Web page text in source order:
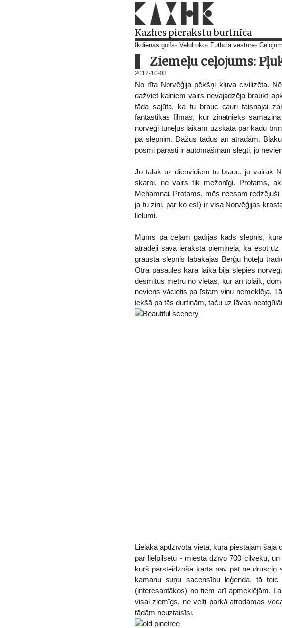
Kazhes pierakstu burtnīca
Ikdienas golfs VeloLoko Futbola vēsture
Ziemeļu ceļojums:
2012-10-03
No rīta Norvēģija pēkšņi kļuva civilizēta.
dažviet kalniem vairs nevajadzēja braukt
tāda sajūta, ka tu brauc cauri taisnajai
fantastikas filmās, kur zinātnieks
norvēģi tuneļus laikam uzskata par kādu
pa slēpnim. Dažus tādus arī atradām.
posmi parasti ir automašīnām slēgti, jo
Jo tālāk uz dienvidiem tu brauc, jo vairāk
skarbi, ne vairs tik mežonīgi. Protams,
Mehamnai. Protams, mēs neesam
ja tu zini, par ko es!) ir visa Norvēģijas
lielumi.
Mums pa ceļam gadījās kāds slēpnis,
atradēji savā ierakstā pieminēja, ka esot
grausta slēpnis labākajās Berģu hoteļu
Otrā pasaules kara laikā bija slēpies
desmitus metru no vietas, kur arī tolaik,
neviens vācietis pa īstam viņu nemeklēja.
iekšā pa tās durtiņām, taču uz lāvas
Lielākā apdzīvotā vieta, kurā piestājām šajā
par lielpilsētu - miestā dzīvo 700 cilvēku,
kurš pārsteidzošā kārtā nav pat ne drusciņ
kamanu suņu sacensību leģenda, tā
(interesantākos) no tiem arī apmeklējām.
visai ziemīgs, ne velti parkā atrodamas
tādām neuztaisīsi.